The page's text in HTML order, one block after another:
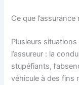
Ce que
Plusieurs
l’assureur : la
stupéfiants,
véhicule à des fins